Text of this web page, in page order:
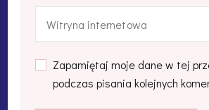
Zapamiętaj moje dane w tej
podczas pisania kolejnych